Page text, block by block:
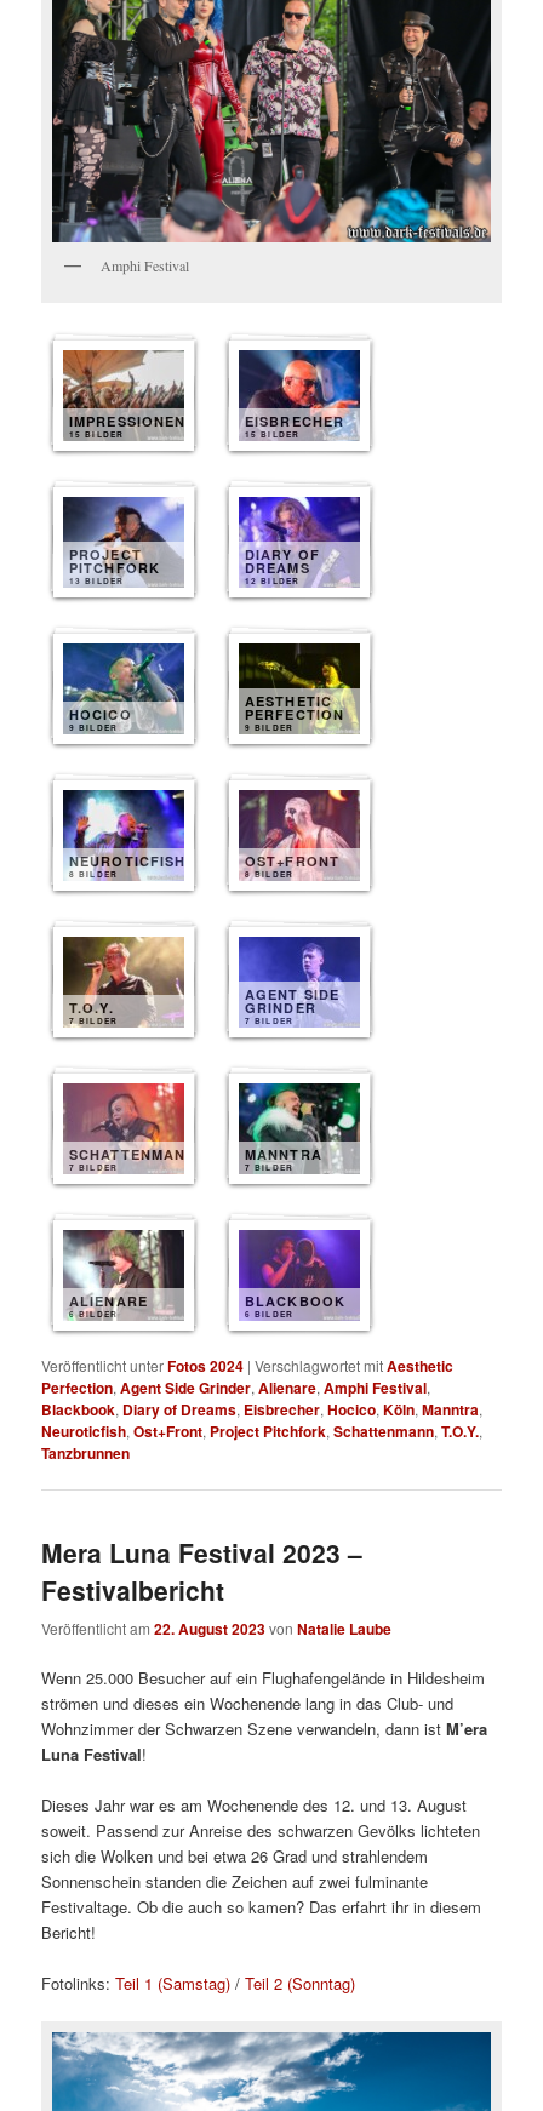
Amphi Festival
IMPRESSIONEN
15 BILDER
EISBRECHER
15 BILDER
PROJECT
PITCHFORK
13 BILDER
DIARY OF
DREAMS
12 BILDER
HOCICO
9 BILDER
AESTHETIC
PERFECTION
9 BILDER
NEUROTICFISH
8 BILDER
OST+FRONT
8 BILDER
T.O.Y.
7 BILDER
AGENT SIDE
GRINDER
7 BILDER
SCHATTENMANN
7 BILDER
MANNTRA
7 BILDER
ALIENARE
6 BILDER
BLACKBOOK
6 BILDER
Veröffentlicht unterFotos 2024 |Verschlagwortet mitAesthetic
Perfection,Agent Side Grinder,Alienare,Amphi Festival,
Blackbook, Diary of Dreams, Eisbrecher,Hocico,Köln,Manntra,
Neuroticfish,Ost+Front, Project Pitchfork,Schattenmann,T.O.Y.,
Tanzbrunnen
Mera Luna Festival 2023 –
Festivalbericht
Veröffentlicht am22. August 2023vonNatalie Laube
Wenn 25.000 Besucher auf ein Flughafengelände in Hildesheim
strömen und dieses ein Wochenende lang in das Club- und
Wohnzimmer der Schwarzen Szene verwandeln, dann istM’era
Luna Festival!
Dieses Jahr war es am Wochenende des 12. und 13. August
soweit. Passend zur Anreise des schwarzen Gevölks lichteten
sich die Wolken und bei etwa 26 Grad und strahlendem
Sonnenschein standen die Zeichen auf zwei fulminante
Festivaltage. Ob die auch so kamen? Das erfahrt ihr in diesem
Bericht!
Fotolinks:Teil 1 (Samstag) /Teil 2 (Sonntag)